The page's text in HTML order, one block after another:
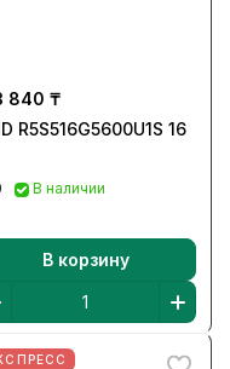
840 ₸
R5S516G5600U1S 16
В наличии
В корзину